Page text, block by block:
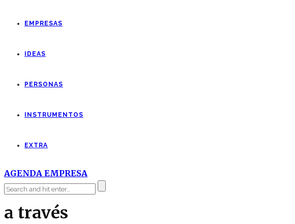
EMPRESAS
IDEAS
PERSONAS
INSTRUMENTOS
EXTRA
AGENDA EMPRESA
a través